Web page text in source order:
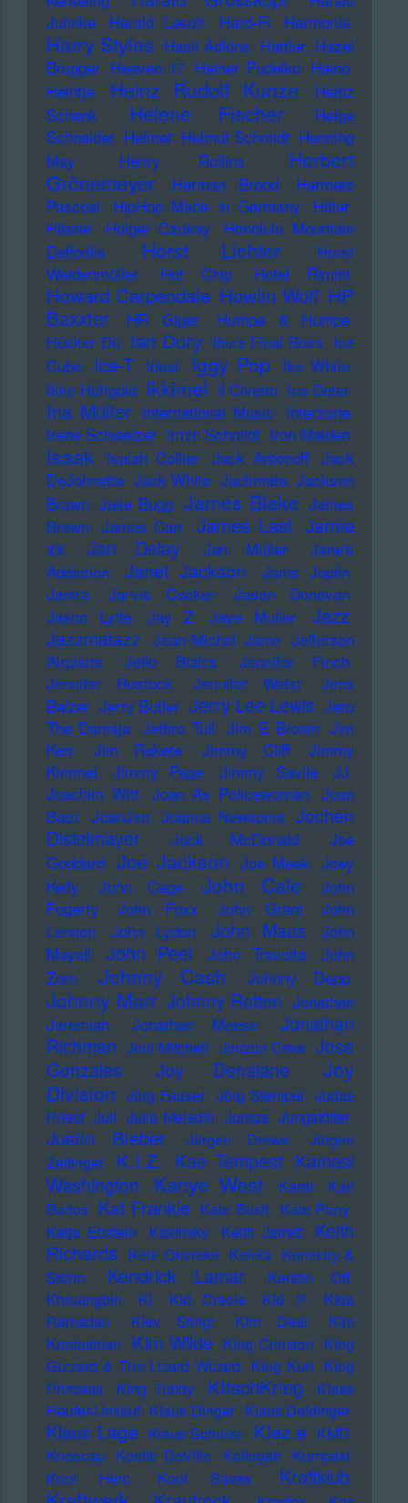
Juhnke
Harald Lesch Hard-Fi Harmonia
Harry Styles Hasil Adkins Hattler Hazel
Brugger Heaven 17 Heiner Pudelko Heino
Heintje
Heinz Rudolf Kunze
Heinz
Schenk
Helene Fischer
Helge
Schneider Helmet Helmut Schmidt Henning
May
Henry Rollins
Herbert
Grönemeyer
Herman Brood
Hermeto
Pascoal
HipHop Made in Germany
Hitler
Hitster
Holger Czukay
Honolulu Mountain
Daffodils
Horst Lichter
Horst
Weidenmüller
Hot Chip Hotel Rimini
Howard Carpendale Howlin Wolf HP
Baxxter
HR Giger
Humpe & Humpe
Hüsker Dü Ian Dury Ibiza Final Boss Ice
Cube
Ice-T Ideal Iggy Pop Ike White
Ikke Hüftgold Ikkimel Il Civetto Ina Deter
Ina Müller International Music Interzone
Irene Schweizer Irmin Schmidt Iron Maiden
Isaak Isaiah Collier Jack Antonoff Jack
DeJohnette Jack White Jackmate Jackson
Brown Jake Bugg James Blake James
Brown James Carr James Last Jamie
xx
Jan Delay Jan Müller
Jane's
Addiction
Janet Jackson
Janis Joplin
Jantra
Jarvis Cocker
Jason Donovan
Jason Lytle
Jay Z Jaye Muller
Jazz
Jazzmatazz Jean-Michel Jarre Jefferson
Airplane
Jello Biafra
Jennifer Finch
Jennifer Rostock
Jennifer Weist
Jens
Balzer Jerry Butler Jerry Lee Lewis Jeru
The Damaja Jethro Tull Jim E Brown Jim
Kerr
Jim Rakete Jimmy Cliff
Jimmy
Kimmel
Jimmy Page Jimmy Savile
JJ
Joachim Witt Joan As Policewoman Joan
Baez JoanJett Joanna Newsome Jochen
Distelmayer
Jock McDonald
Joe
Goddard Joe Jackson Joe Meek Joey
Kelly
John Cage John Cale
John
Fogerty
John Foxx John Grant
John
Lennon
John Lydon John Maus
John
Mayall
John Peel John Travolta
John
Zorn
Johnny Cash Johnny Depp
Johnny Marr Johnny Rotten Jonathan
Jeremiah
Jonathan Meese
Jonathan
Richman Joni Mitchell Jonzun Crew Jose
Gonzales
Joy Denalane
Joy
Division Jörg Fauser Jörg Stempel Judas
Priest Juli Julia Meladin Jumpa Jungstötter
Justin Bieber Jürgen Drews
Jürgen
Zeltinger
K.I.Z. Kae Tempest Kamasi
Washington
Kanye West Karat
Karl
Bartos Kat Frankie Kate Bush Kate Perry
Katja Ebstein
Kavinsky Keith Jarrett
Keith
Richards Kele Okereke Kelela Kemistry &
Storm
Kendrick Lamar
Kerstin Ott
Khruangbin
KI KId Creole KId P.
KIda
Ramadan
KIev Stingl KIm Deal
KIm
Kardashian KIm Wilde KIng Crimson KIng
Gizzard & The Lizard Wizard KIng Kurt KIng
Princess
KIng Tubby KItschKrieg
Klaas
Heufer-Umlauf Klaus Dinger Klaus Doldinger
Klaus Lage Klaus Schulze Klez.e KMD
Kneecap Koefte DeVille Kollegah Kompakt
Kool Herc
Kool Savas Kraftklub